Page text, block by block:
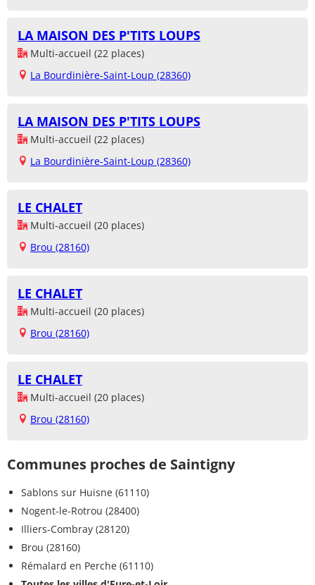
LA MAISON DES P'TITS LOUPS
Multi-accueil (22 places)
La Bourdinière-Saint-Loup (28360)
LA MAISON DES P'TITS LOUPS
Multi-accueil (22 places)
La Bourdinière-Saint-Loup (28360)
LE CHALET
Multi-accueil (20 places)
Brou (28160)
LE CHALET
Multi-accueil (20 places)
Brou (28160)
LE CHALET
Multi-accueil (20 places)
Brou (28160)
Communes proches de Saintigny
Sablons sur Huisne (61110)
Nogent-le-Rotrou (28400)
Illiers-Combray (28120)
Brou (28160)
Rémalard en Perche (61110)